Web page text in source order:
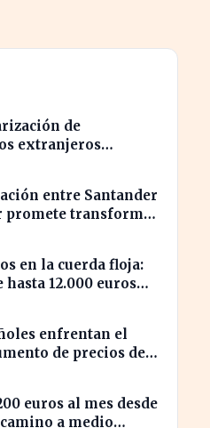
de
extranjeros
entre Santander
promete transformar
en la cuerda floja:
hasta 12.000 euros
enfrentan el
de precios de
verano
euros al mes desde
a medio